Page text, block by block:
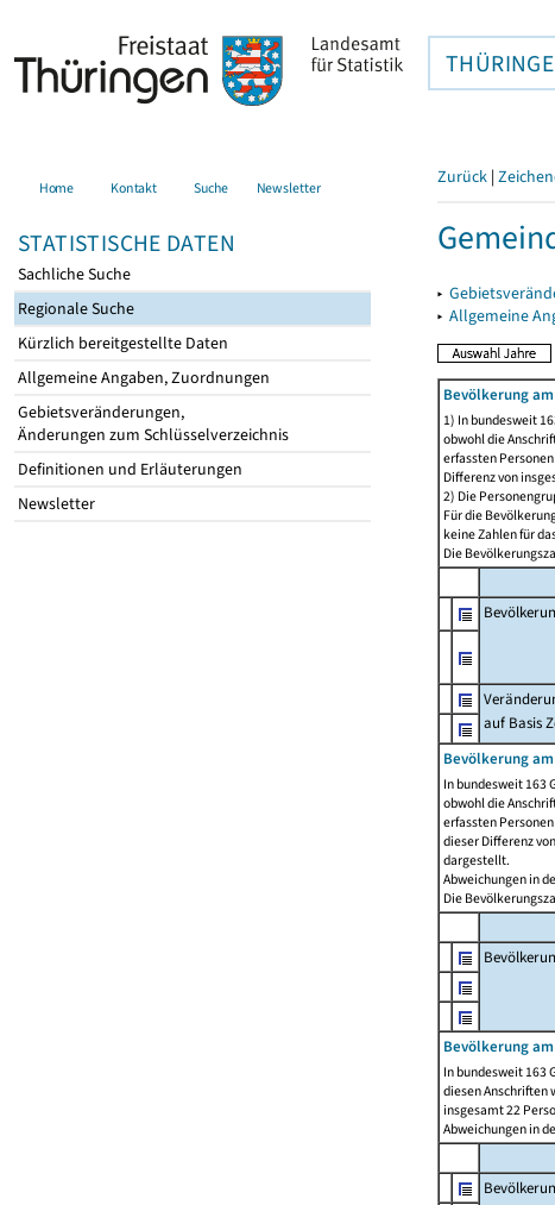
Home Kontakt Suche Newsletter
STATISTISCHE DATEN
Sachliche Suche
Regionale Suche
Kürzlich bereitgestellte Daten
Allgemeine Angaben, Zuordnungen
Gebietsveränderungen,
Änderungen zum Schlüsselverzeichnis
Definitionen und Erläuterungen
Newsletter
Zurück |
▸
▸ Allgemeine
Bevölkerung
1) In bundesweit
obwohl die
erfassten
Differenz von
2) Die
Für die
keine Zahlen für
Die
auf Basis
Bevölkerung
In bundesweit 163
obwohl die
erfassten
dieser Differenz
dargestellt.
Abweichungen in
Die
Bevölkerung
In bundesweit 163
diesen Anschriften
insgesamt 22
Abweichungen in